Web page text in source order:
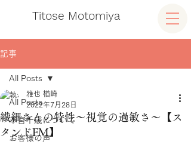
Titose Motomiya
記事
All Posts
本宮千歳について
お客様の声
All Posts
繊細さんの特性〜視覚の過敏さ〜【ス
タンドFM】
雅也 楢崎
2022年7月28日